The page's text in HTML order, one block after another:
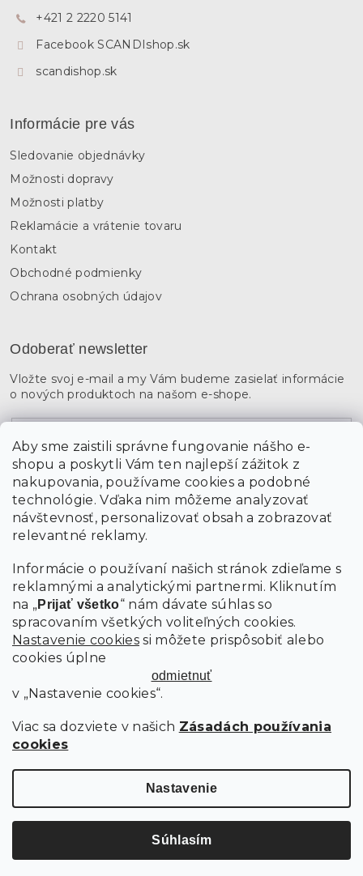
Aby sme zaistili správne fungovanie nášho e-
shopu a poskytli Vám ten najlepší zážitok z
nakupovania, používame cookies a podobné
technológie. Vďaka nim môžeme analyzovať
návštevnosť, personalizovať obsah a zobrazovať
relevantné reklamy.
Informácie o používaní našich stránok zdieľame s
reklamnými a analytickými partnermi. Kliknutím
na „Prijať všetko“ nám dávate súhlas so
spracovaním všetkých voliteľných cookies.
Nastavenie cookies si môžete prispôsobiť alebo
cookies úplne
odmietnuť
v „Nastavenie cookies“.
Viac sa dozviete v našich Zásadách používania
cookies
Nastavenie
Súhlasím
+421 2 2220 5141
Facebook SCANDIshop.sk
scandishop.sk
Informácie pre vás
Sledovanie objednávky
Možnosti dopravy
Možnosti platby
Reklamácie a vrátenie tovaru
Kontakt
Obchodné podmienky
Ochrana osobných údajov
Odoberať newsletter
Vložte svoj e-mail a my Vám budeme zasielať informácie
o nových produktoch na našom e-shope.
Vložením údajov súhlasíte s podmienkami ochrany
osobných údajov
PRIHLÁSIŤ SA
Vytvoril Shoptet Premium